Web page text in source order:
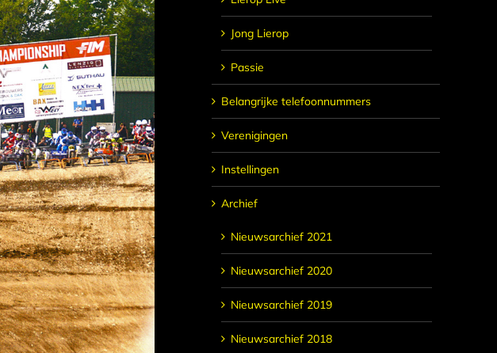
Jong Lierop
Passie
Belangrijke telefoonnummers
Verenigingen
Instellingen
Archief
Nieuwsarchief 2021
Nieuwsarchief 2020
Nieuwsarchief 2019
Nieuwsarchief 2018